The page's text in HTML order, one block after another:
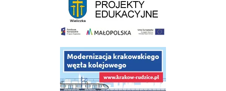
link do opisu projektu budowy linii kolejowej Krakow Rudzice